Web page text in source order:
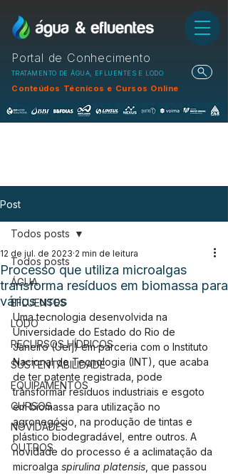
Portal de Conhecimento
TRATAMENTO DE ÁGUA, EFLUENTES E LODO
Conteúdos Técnicos e Cursos Online
Post
Todos posts
ÁGUA
EFLUENTES
LODO
RECURSOS HÍDRICOS
SUSTENTABILIDADE
EQUIPAMENTOS
CURSOS
NOVIDADES
OUTROS
Todos posts
Processo que utiliza microalgas
transforma resíduos em biomassa para
vários usos
12 de jul. de 2023 2 min de leitura
Uma tecnologia desenvolvida na
Universidade do Estado do Rio de
Janeiro (Uerj) em parceria com o Instituto
Nacional de Tecnologia (INT), que acaba
de ter patente registrada, pode
transformar resíduos industriais e esgoto
em biomassa para utilização no
agronegócio, na produção de tintas e
plástico biodegradável, entre outros. A
novidade do processo é a aclimatação da
microalga spirulina platensis , que passou